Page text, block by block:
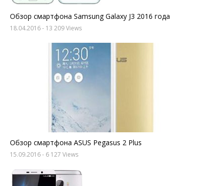
Обзор смартфона Samsung Galaxy J3 2016 года
18.04.2016- 13 209 Views
Обзор смартфона ASUS Pegasus 2 Plus
15.09.2016- 6 127 Views